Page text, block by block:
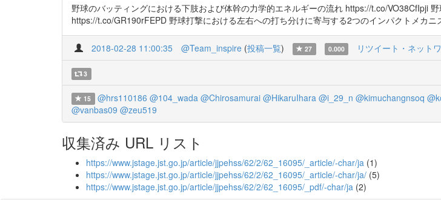
野球のバッティングにおける下肢および体幹の力学的エネルギーの流れ https://t.co/VO38CfIpji
https://t.co/GR190rFEPD 野球打撃における左右への打ち分けに寄与する2つのインパクトメカ
2018-02-28 11:00:35 @Team_inspire (投稿一覧) 27 0.000 リツイート・ネット
3
15 @hrs110186 @104_wada @Chirosamurai @HikaruIhara @i_29_n @kimuchangnsoq
@vanbas09 @zeu519
収集済み URL リスト
https://www.jstage.jst.go.jp/article/jjpehss/62/2/62_16095/_article/-char/ja (1)
https://www.jstage.jst.go.jp/article/jjpehss/62/2/62_16095/_article/-char/ja/ (5)
https://www.jstage.jst.go.jp/article/jjpehss/62/2/62_16095/_pdf/-char/ja (2)